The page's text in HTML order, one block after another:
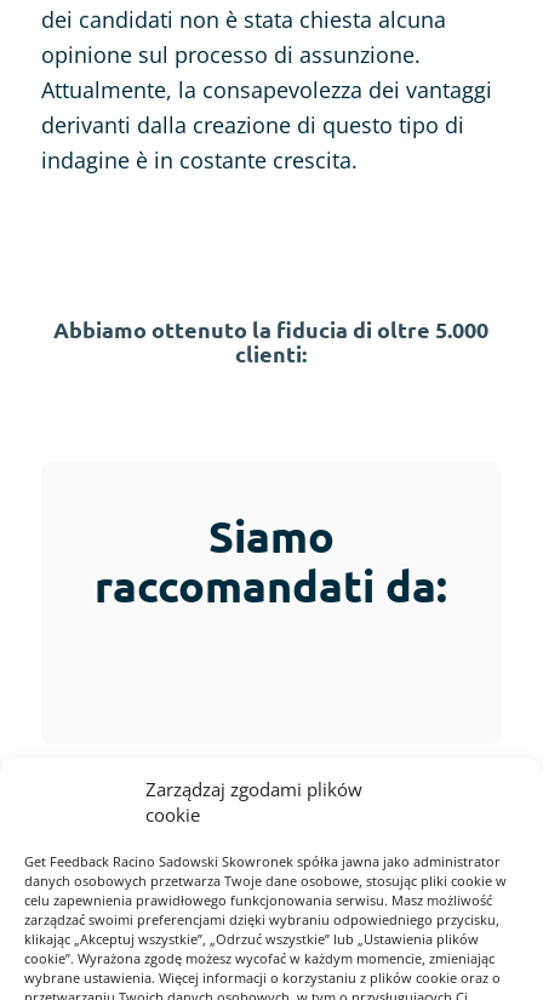
Zarządzaj zgodami plików
cookie
Get Feedback Racino Sadowski Skowronek spółka jawna jako administrator
danych osobowych przetwarza Twoje dane osobowe, stosując pliki cookie w
celu zapewnienia prawidłowego funkcjonowania serwisu. Masz możliwość
zarządzać swoimi preferencjami dzięki wybraniu odpowiedniego przycisku,
klikając „Akceptuj wszystkie”, „Odrzuć wszystkie” lub „Ustawienia plików
cookie”. Wyrażona zgodę możesz wycofać w każdym momencie, zmieniając
wybrane ustawienia. Więcej informacji o korzystaniu z plików cookie oraz o
dei candidati non è stata chiesta alcuna
opinione sul processo di assunzione.
Attualmente, la consapevolezza dei vantaggi
derivanti dalla creazione di questo tipo di
indagine è in costante crescita.
Abbiamo ottenuto la fiducia di oltre 5.000
clienti:
Siamo
raccomandati da: